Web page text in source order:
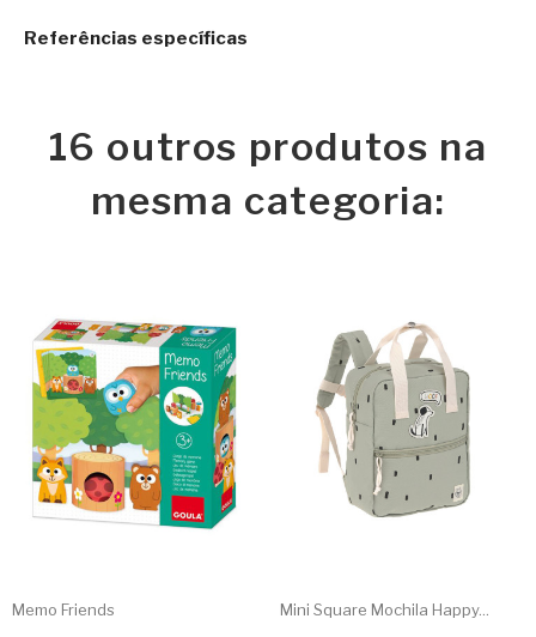
Referências específicas
16 outros produtos na
mesma categoria:
Memo Friends Mini Square Mochila Happy...